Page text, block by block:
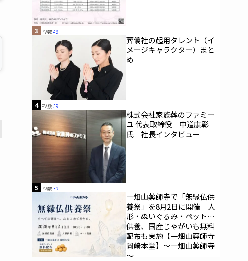
3 PV数49
葬儀社の起用タレント（イ
メージキャラクター）まと
め
4 PV数39
株式会社家族葬のファミー
ユ 代表取締役 中道康彰
氏 社長インタビュー
5 PV数32
一畑山薬師寺で「無縁仏供
養祭」を8月2日に開催 人
形・ぬいぐるみ・ペットの
供養、国産じゃがいも無料
配布も実施【一畑山薬師寺
岡崎本堂】～一畑山薬師寺
～